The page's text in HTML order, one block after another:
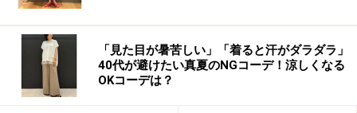
く安心です。
シンプルなパッケージなので玄関やシューズボックスに置い
ても邪魔にならない
「見た目が暑苦しい」「着ると汗がダラダラ」
40代が避けたい真夏のNGコーデ！涼しくなる
OKコーデは？